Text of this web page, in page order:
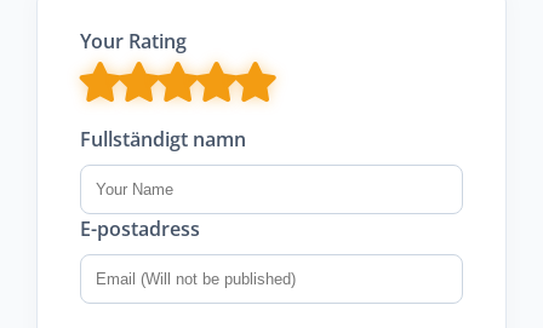
Your Rating
Fullständigt namn
E-postadress